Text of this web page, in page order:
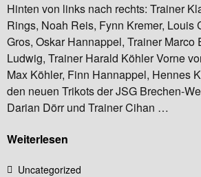
Hinten von links nach rechts: Trainer
Rings, Noah Reis, Fynn Kremer, Louis
Gros, Oskar Hannappel, Trainer Marco
Ludwig, Trainer Harald Köhler Vorne
Max Köhler, Finn Hannappel, Hennes
den neuen Trikots der JSG Brechen-
Darian Dörr und Trainer Cihan …
Weiterlesen
Uncategorized